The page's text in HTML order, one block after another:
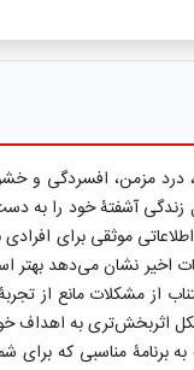
درد مزمن، افسردگی و
زندگی آشفتۀ خود را به
موثقی برای
اخیر نشان می‌دهد
از مشکلات مانع از
اثربخش‌تری به اهداف
برنامۀ مناسبی که برای